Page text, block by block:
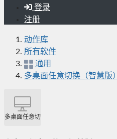
登录
注册
动作库
所有软件
通用
多桌面任意切换（智慧版）
多桌面任意切换（智慧版）